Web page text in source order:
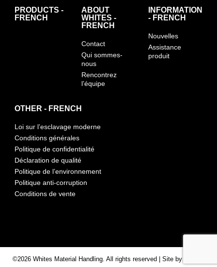
PRODUCTS -
FRENCH
ABOUT
WHITES -
FRENCH
Contact
Qui sommes-
nous
Rencontrez
l’équipe
INFORMATION
- FRENCH
Nouvelles
Assistance
produit
OTHER - FRENCH
Loi sur l’esclavage moderne
Conditions générales
Politique de confidentialité
Déclaration de qualité
Politique de l’environnement
Politique anti-corruption
Conditions de vente
©2026 Whites Material Handling. All rights reserved | Site by